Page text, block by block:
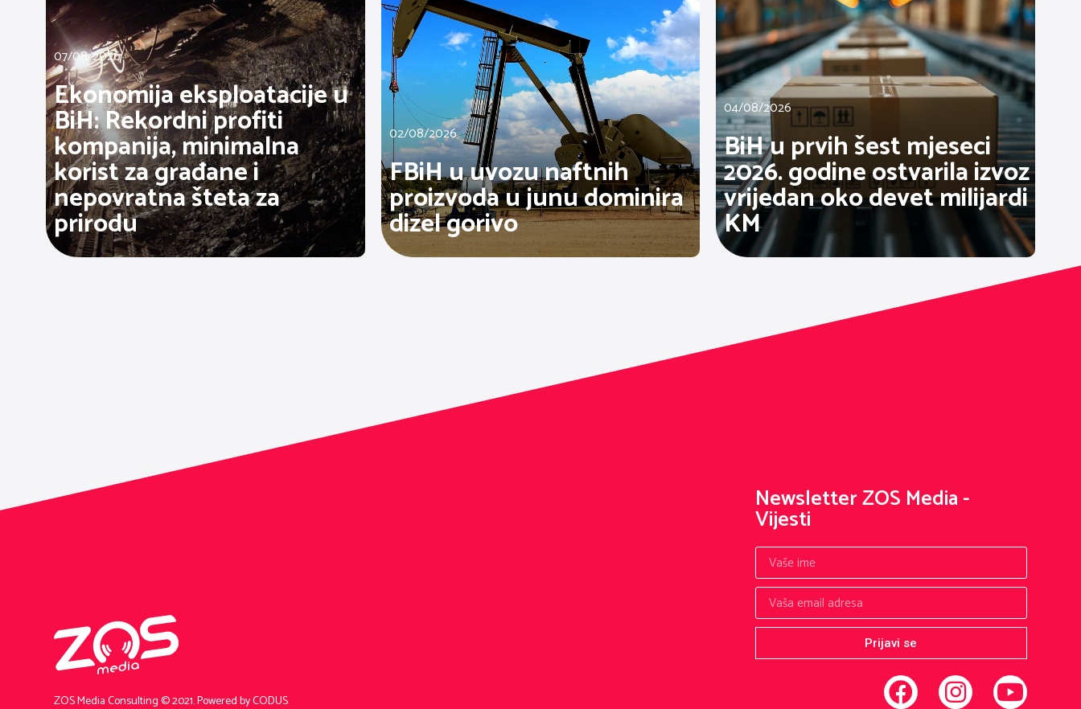
07/08/2026
Ekonomija eksploatacije u
BiH: Rekordni profiti
kompanija, minimalna
korist za građane i
nepovratna šteta za
prirodu
02/08/2026
FBiH u uvozu naftnih
proizvoda u junu dominira
dizel gorivo
04/08/2026
BiH u prvih šest mjeseci
2026. godine ostvarila izvoz
vrijedan oko devet milijardi
KM
ZOS Media Consulting © 2021.Powered by CODUS
Newsletter ZOS Media -
Vijesti
Prijavi se